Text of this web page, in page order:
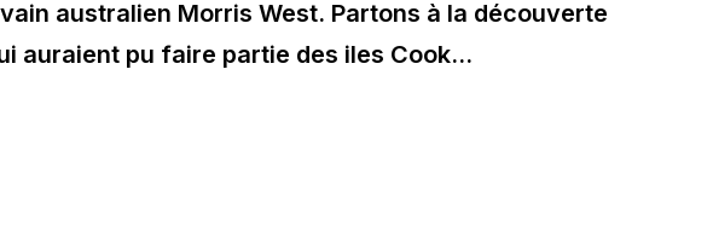
australien Morris West. Partons à la découverte
auraient pu faire partie des iles Cook…